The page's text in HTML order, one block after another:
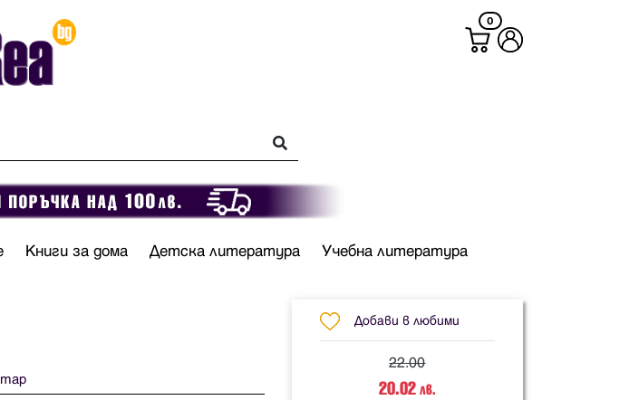
0
Книги за дома Детска литература Учебна литература
Добави в любими
22.00
20.02лв.